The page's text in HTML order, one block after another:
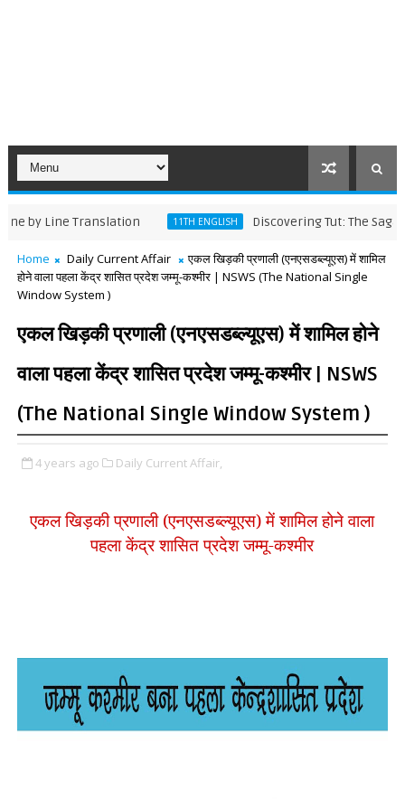
Translation 11TH ENGLISH Discovering Tut: The Saga
Home Daily Current Affair
एकल खिड़की प्रणाली (एनएसडब्ल्यूएस) में शामिल
होने वाला पहला केंद्र शासित प्रदेश जम्मू-कश्मीर | NSWS (The National Single
Window System )
एकल खिड़की प्रणाली (एनएसडब्ल्यूएस) में शामिल होने
वाला पहला केंद्र शासित प्रदेश जम्मू-कश्मीर | NSWS
(The National Single Window System )
4 years ago Daily Current Affair,
एकल खिड़की प्रणाली (एनएसडब्ल्यूएस) में शामिल होने वाला
पहला केंद्र शासित प्रदेश जम्मू-कश्मीर